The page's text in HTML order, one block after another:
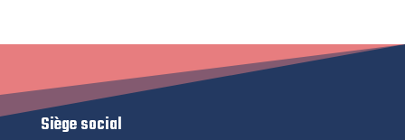
Siège social